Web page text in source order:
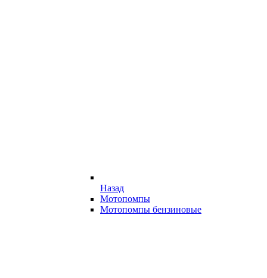
Назад
Мотопомпы
Мотопомпы бензиновые